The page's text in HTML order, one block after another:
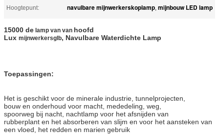
Hoogtepunt:
navulbare mijnwerkerskoplamp, mijnbouw LED lamp
15000 de lamp van van hoofd
Lux mijnwerkersglb, Navulbare Waterdichte Lamp
Toepassingen:
Het is geschikt voor de minerale industrie, tunnelprojecten,
bouw en onderhoud voor macht, mededeling, weg,
spoorweg bij nacht, nachtlamp voor het afsnijden van
rubberplant en het absorberen van slijm en voor het aansteken van
een vloed, het redden en marien gebruik